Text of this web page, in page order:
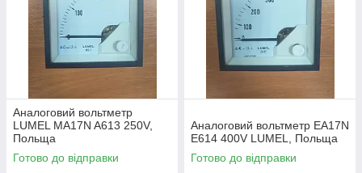
Аналоговий вольтметр
LUMEL MA17N A613 250V,
Польща
Готово до відправки
Аналоговий вольтметр EA17N
E614 400V LUMEL, Польща
Готово до відправки